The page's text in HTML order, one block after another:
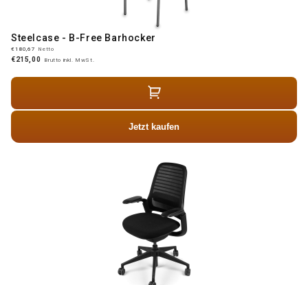
Steelcase - B-Free Barhocker
€180,67 Netto
€215,00 Brutto inkl. MwSt.
Jetzt kaufen